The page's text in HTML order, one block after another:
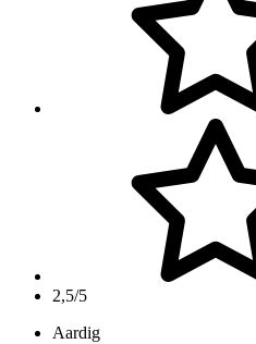
2,5/5
Aardig